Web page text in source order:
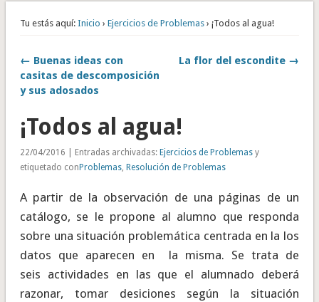
Tu estás aquí: Inicio › Ejercicios de Problemas› ¡Todos al agua!
← Buenas ideas con
casitas de descomposición
y sus adosados
La flor del escondite →
¡Todos al agua!
22/04/2016 | Entradas archivadas: Ejercicios de Problemasy
etiquetado con Problemas, Resolución de Problemas
A partir de la observación de una páginas de un
catálogo, se le propone al alumno que responda
sobre una situación problemática centrada en la los
datos que aparecen en la misma. Se trata de
seis actividades en las que el alumnado deberá
razonar, tomar desiciones según la situación